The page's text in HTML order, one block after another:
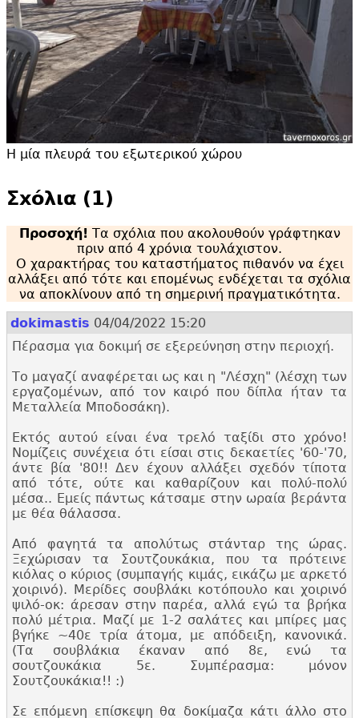
Η μία πλευρά του εξωτερικού χώρου
Σxόλια (1)
Προσοχή! Τα σχόλια που ακολουθούν γράφτηκαν
πριν από 4 χρόνια τουλάχιστον.
Ο χαρακτήρας του καταστήματος πιθανόν να έχει
αλλάξει από τότε και επομένως ενδέχεται τα σχόλια
να αποκλίνουν από τη σημερινή πραγματικότητα.
dokimastis 04/04/2022 15:20
Πέρασμα για δοκιμή σε εξερεύνηση στην περιοχή.
Το μαγαζί αναφέρεται ως και η "Λέσχη" (λέσχη των
εργαζομένων, από τον καιρό που δίπλα ήταν τα
Μεταλλεία Μποδοσάκη).
Εκτός αυτού είναι ένα τρελό ταξίδι στο χρόνο!
Νομίζεις συνέχεια ότι είσαι στις δεκαετίες '60-'70,
άντε βία '80!! Δεν έχουν αλλάξει σχεδόν τίποτα
από τότε, ούτε και καθαρίζουν και πολύ-πολύ
μέσα.. Εμείς πάντως κάτσαμε στην ωραία βεράντα
με θέα θάλασσα.
Από φαγητά τα απολύτως στάνταρ της ώρας.
Ξεχώρισαν τα Σουτζουκάκια, που τα πρότεινε
κιόλας ο κύριος (συμπαγής κιμάς, εικάζω με αρκετό
χοιρινό). Μερίδες σουβλάκι κοτόπουλο και χοιρινό
ψιλό-οκ: άρεσαν στην παρέα, αλλά εγώ τα βρήκα
πολύ μέτρια. Μαζί με 1-2 σαλάτες και μπίρες μας
βγήκε ~40ε τρία άτομα, με απόδειξη, κανονικά.
(Τα σουβλάκια έκαναν από 8ε, ενώ τα
σουτζουκάκια 5ε. Συμπέρασμα: μόνον
Σουτζουκάκια!! :)
Σε επόμενη επίσκεψη θα δοκίμαζα κάτι άλλο στο